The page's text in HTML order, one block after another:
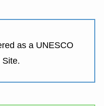
as a UNESCO
Site.